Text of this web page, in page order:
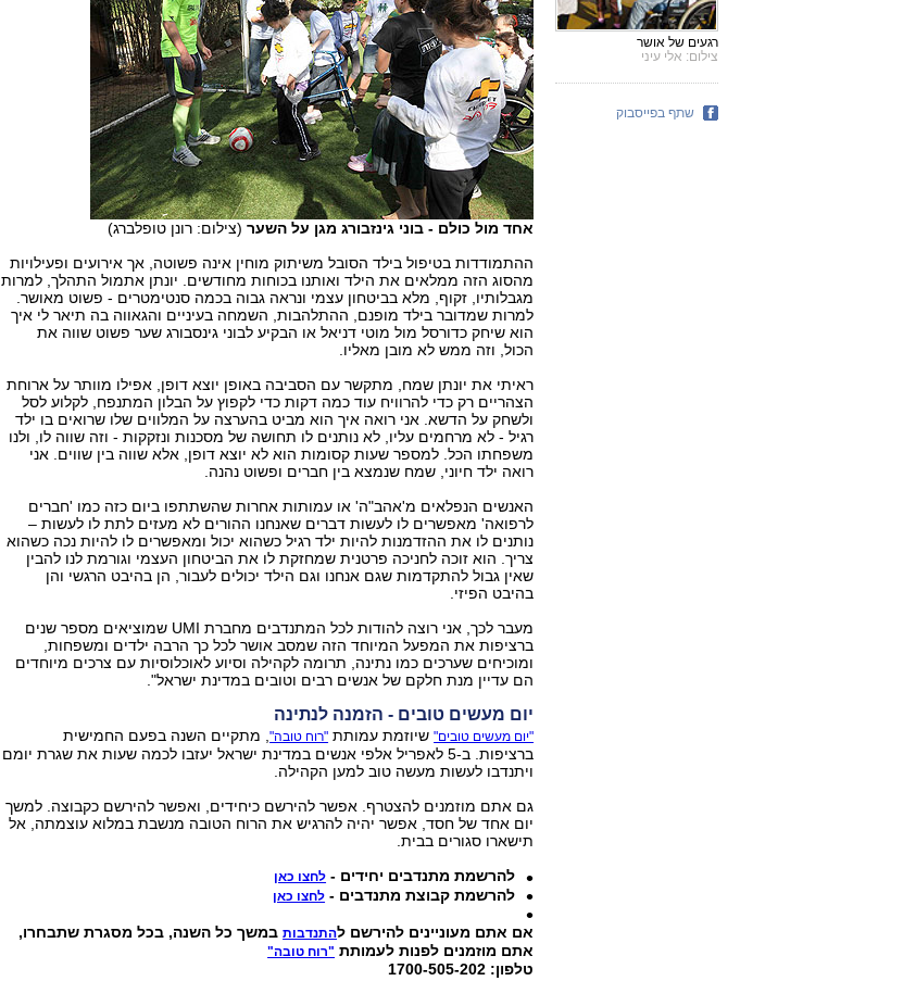
אחד מול כולם - בוני גינזבורג מגן על השער(צילום: רונן טופלברג)
ההתמודדות בטיפול בילד הסובל משיתוק מוחין אינה פשוטה, אך אירועים ופעילויות
מהסוג הזה ממלאים את הילד ואותנו בכוחות מחודשים. יונתן אתמול התהלך, למרות
מגבלותיו, זקוף, מלא בביטחון עצמי ונראה גבוה בכמה סנטימטרים - פשוט מאושר.
למרות שמדובר בילד מופנם, ההתלהבות, השמחה בעיניים והגאווה בה תיאר לי איך
הוא שיחק כדורסל מול מוטי דניאל או הבקיע לבוני גינסבורג שער פשוט שווה את
הכול, וזה ממש לא מובן מאליו.
ראיתי את יונתן שמח, מתקשר עם הסביבה באופן יוצא דופן, אפילו מוותר על ארוחת
הצהריים רק כדי להרוויח עוד כמה דקות כדי לקפוץ על הבלון המתנפח, לקלוע לסל
ולשחק על הדשא. אני רואה איך הוא מביט בהערצה על המלווים שלו שרואים בו ילד
רגיל - לא מרחמים עליו, לא נותנים לו תחושה של מסכנות ונזקקות - וזה שווה לו, ולנו
משפחתו הכל. למספר שעות קסומות הוא לא יוצא דופן, אלא שווה בין שווים. אני
רואה ילד חיוני, שמח שנמצא בין חברים ופשוט נהנה.
האנשים הנפלאים מ'אהב"ה' או עמותות אחרות שהשתתפו ביום כזה כמו 'חברים
לרפואה' מאפשרים לו לעשות דברים שאנחנו ההורים לא מעזים לתת לו לעשות –
נותנים לו את ההזדמנות להיות ילד רגיל כשהוא יכול ומאפשרים לו להיות נכה כשהוא
צריך. הוא זוכה לחניכה פרטנית שמחזקת לו את הביטחון העצמי וגורמת לנו להבין
שאין גבול להתקדמות שגם אנחנו וגם הילד יכולים לעבור, הן בהיבט הרגשי והן
בהיבט הפיזי.
מעבר לכך, אני רוצה להודות לכל המתנדבים מחברת UMI שמוציאים מספר שנים
ברציפות את המפעל המיוחד הזה שמסב אושר לכל כך הרבה ילדים ומשפחות,
ומוכיחים שערכים כמו נתינה, תרומה לקהילה וסיוע לאוכלוסיות עם צרכים מיוחדים
הם עדיין מנת חלקם של אנשים רבים וטובים במדינת ישראל".
יום מעשים טובים - הזמנה לנתינה
"יום מעשים טובים"שיוזמת עמותת "רוח טובה", מתקיים השנה בפעם החמישית
ברציפות. ב-5 לאפריל אלפי אנשים במדינת ישראל יעזבו לכמה שעות את שגרת יומם
ויתנדבו לעשות מעשה טוב למען הקהילה.
גם אתם מוזמנים להצטרף. אפשר להירשם כיחידים, ואפשר להירשם כקבוצה. למשך
יום אחד של חסד, אפשר יהיה להרגיש את הרוח הטובה מנשבת במלוא עוצמתה, אל
תישארו סגורים בבית.
להרשמת מתנדבים יחידים - לחצו כאן
להרשמת קבוצת מתנדבים - לחצו כאן
אם אתם מעוניינים להירשם להתנדבותבמשך כל השנה, בכל מסגרת שתבחרו,
אתם מוזמנים לפנות לעמותת "רוח טובה"
טלפון: 1700-505-202
רגעים של אושר
צילום: אלי עיני
שתף בפייסבוק